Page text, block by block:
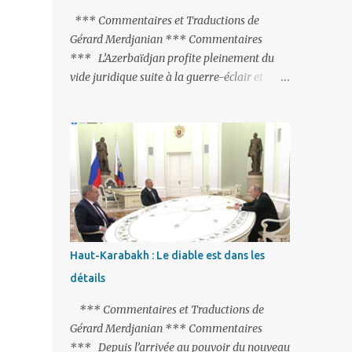
peine de mort est rétablie ; Et des menaces
non voilées envers les Etats-Unis : «Si Gülen
n'est pas extradé, les États-Unis sacrifieront
les relations bilatérales à cause de ce
*** Commentaires et Traductions de
Gérard Merdjanian *** Commentaires
*** L’Azerbaïdjan profite pleinement du
vide juridique suite à la guerre-éclair et
frontière entre l’Arménie et la Turquie
(268km) est essentiellement gardée par des
gardes-frontière russes rattachés à la base
militaire russe 102 de Gumri. On ne sait
jamais si l’envie prenait au zigoto d’en face
d’envoyer ses chars sur Erevan (1). Si les
221km de frontière avec le Nakhitchevan,
pas de problèmes majeurs, il n’en est pas de
même des 566km avec l’Azerbaïdjan. Bakou,
profitant de la faiblesse de l’Arménie et
surtout du fait que ce sont exclusivement des
Haut-Karabakh : Le diable est dans les
détails
*** Commentaires et Traductions de
Gérard Merdjanian *** Commentaires
*** Depuis l’arrivée au pouvoir du nouveau